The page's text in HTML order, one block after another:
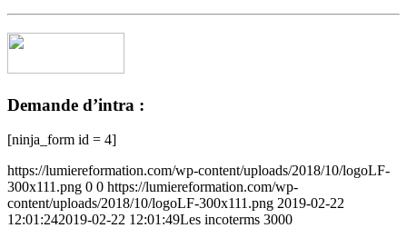
Demande d’intra :
[ninja_form id = 4]
https://lumiereformation.com/wp-content/uploads/2018/10/logoLF-
300x111.png 0 0 https://lumiereformation.com/wp-
content/uploads/2018/10/logoLF-300x111.png 2019-02-22
12:01:242019-02-22 12:01:49Les incoterms 3000